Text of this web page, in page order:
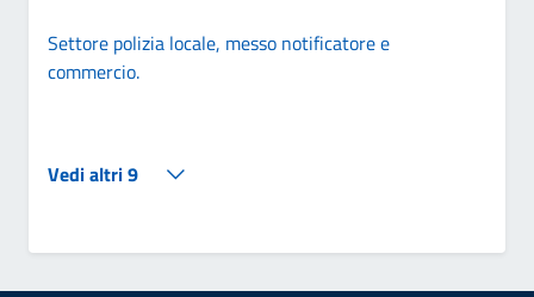
Settore polizia locale, messo notificatore e
commercio.
Vedi altri 9